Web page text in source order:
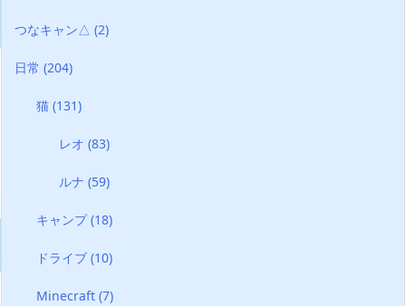
つなキャン△ (2)
日常 (204)
猫(131)
レオ (83)
ルナ (59)
キャンプ(18)
ドライブ(10)
Minecraft(7)